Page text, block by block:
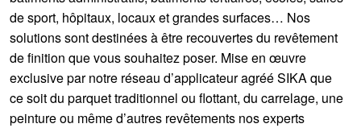
de sport, hôpitaux, locaux et grandes surfaces… Nos
solutions sont destinées à être recouvertes du revêtement
de finition que vous souhaitez poser. Mise en œuvre
exclusive par notre réseau d’applicateur agréé SIKA que
ce soit du parquet traditionnel ou flottant, du carrelage, une
peinture ou même d’autres revêtements nos experts